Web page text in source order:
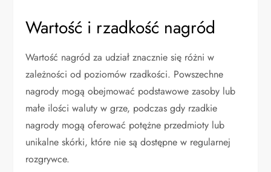
Wartość i rzadkość nagród
Wartość nagród za udział znacznie się różni w
zależności od poziomów rzadkości. Powszechne
nagrody mogą obejmować podstawowe zasoby lub
małe ilości waluty w grze, podczas gdy rzadkie
nagrody mogą oferować potężne przedmioty lub
unikalne skórki, które nie są dostępne w regularnej
rozgrywce.